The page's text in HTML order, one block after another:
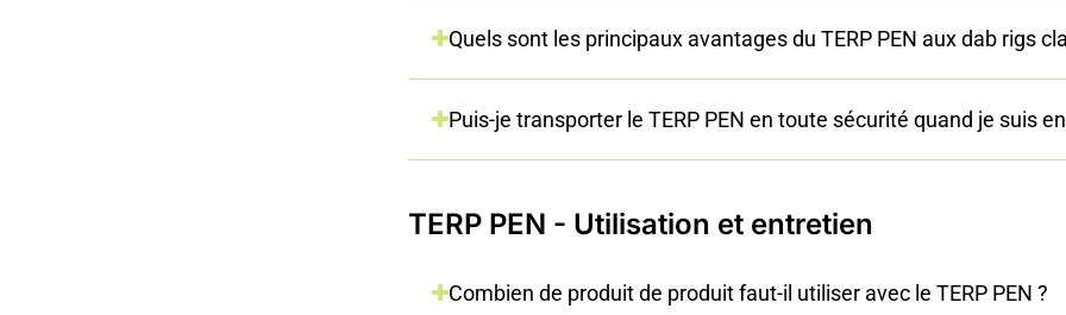
Quels sont les principaux avantages du TERP PEN aux dab rigs
Puis-je transporter le TERP PEN en toute sécurité quand je suis
TERP PEN - Utilisation et entretien
Combien de produit de produit faut-il utiliser avec le TERP PEN ?